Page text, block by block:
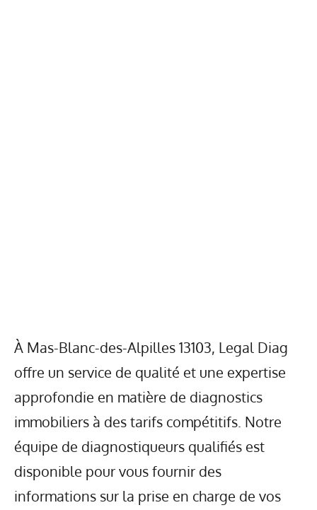
À Mas-Blanc-des-Alpilles 13103, Legal Diag
offre un service de qualité et une expertise
approfondie en matière de diagnostics
immobiliers à des tarifs compétitifs. Notre
équipe de diagnostiqueurs qualifiés est
disponible pour vous fournir des
informations sur la prise en charge de vos